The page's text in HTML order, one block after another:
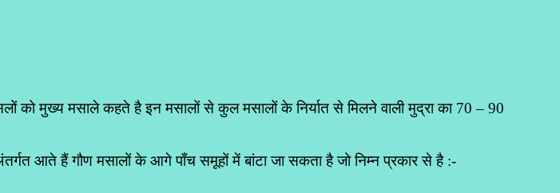
को मुख्य मसाले कहते है इन मसालों से कुल मसालों के निर्यात से मिलने वाली मुद्रा का 70 – 90
आते हैं गौण मसालों के आगे पाँच समूहों में बांटा जा सकता है जो निम्न प्रकार से है :-